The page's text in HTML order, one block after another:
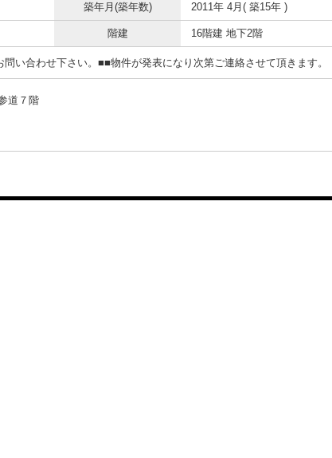
築年月(築年数) 2011年 4月( 築15年 )
階建 16階建 地下2階
い合わせ下さい。■■物件が発表になり次第ご連絡させて頂きます。
道７階